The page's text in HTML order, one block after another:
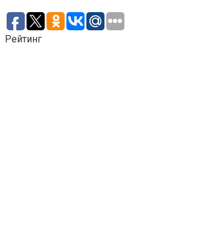
Рейтинг